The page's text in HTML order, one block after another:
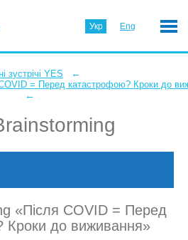
Укр Eng
зустрічі YES ←
= Перед катастрофою? Кроки до
←
«Після COVID = Перед
Кроки до виживання»